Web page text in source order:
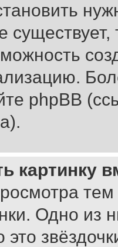
phpBB
картинку
Одно из